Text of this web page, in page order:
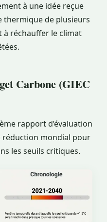
à une idée reçue
thermique de plusieurs
à réchauffer le climat
Carbone (GIEC
rapport d’évaluation
réduction mondial pour
les seuils critiques.